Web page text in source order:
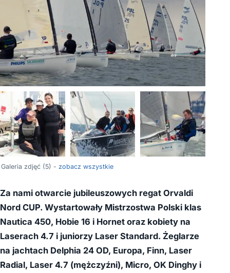
Galeria zdjęć (5) - zobacz wszystkie
Za nami otwarcie jubileuszowych regat Orvaldi
Nord CUP. Wystartowały Mistrzostwa Polski klas
Nautica 450, Hobie 16 i Hornet oraz kobiety na
Laserach 4.7 i juniorzy Laser Standard. Żeglarze
na jachtach Delphia 24 OD, Europa, Finn, Laser
Radial, Laser 4.7 (mężczyźni), Micro, OK Dinghy i